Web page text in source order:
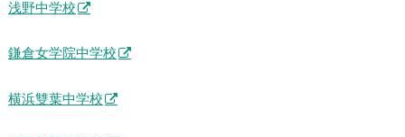
浅野中学校
鎌倉女学院中学校
横浜雙葉中学校